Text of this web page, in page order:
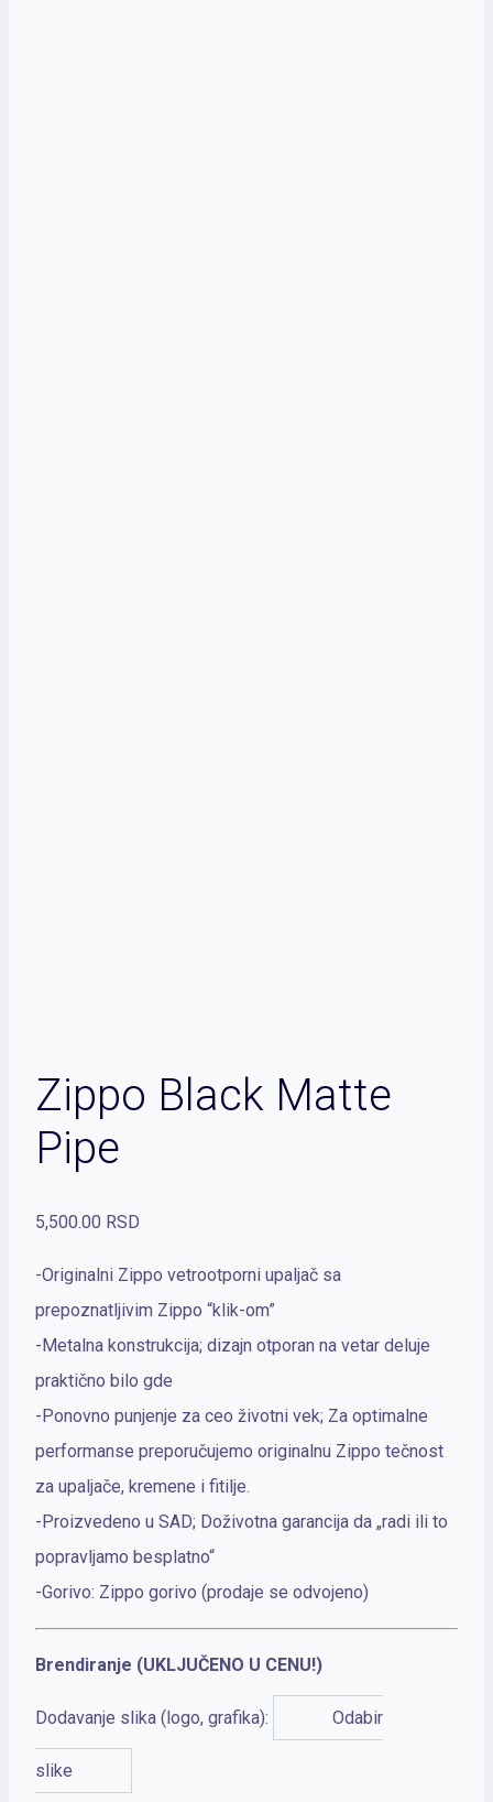
Zippo Black Matte
Pipe
5,500.00 RSD
-Originalni Zippo vetrootporni upaljač sa
prepoznatljivim Zippo “klik-om”
-Metalna konstrukcija; dizajn otporan na vetar deluje
praktično bilo gde
-Ponovno punjenje za ceo životni vek; Za optimalne
performanse preporučujemo originalnu Zippo tečnost
za upaljače, kremene i fitilje.
-Proizvedeno u SAD; Doživotna garancija da „radi ili to
popravljamo besplatno“
-Gorivo: Zippo gorivo (prodaje se odvojeno)
Brendiranje (UKLJUČENO U CENU!)
Dodavanje slika (logo, grafika): Odabir
slike